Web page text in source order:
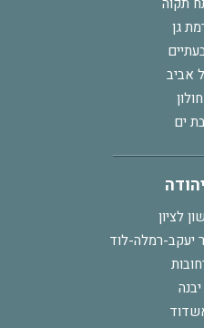
גן
אביב
ים
לציון
יעקב-רמלה-לוד